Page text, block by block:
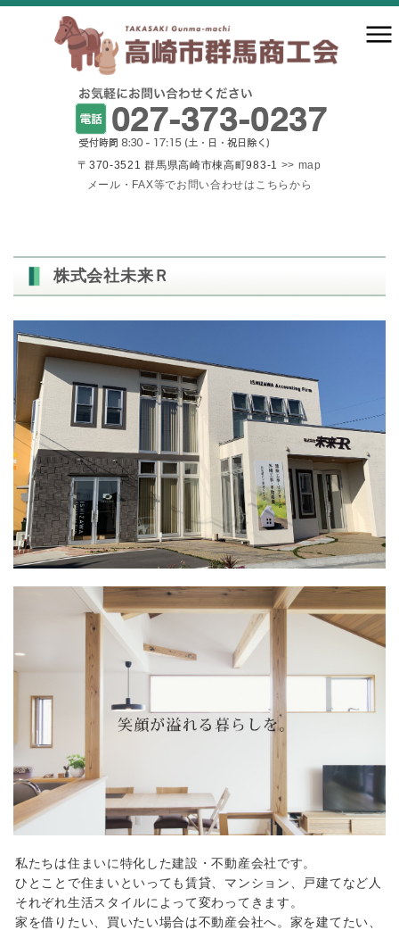
〒370-3521 群馬県高崎市棟高町983-1 >> map
メール・FAX等でお問い合わせはこちらから
株式会社未来Ｒ
私たちは住まいに特化した建設・不動産会社です。
ひとことで住まいといっても賃貸、マンション、戸建てなど人
それぞれ生活スタイルによって変わってきます。
家を借りたい、買いたい場合は不動産会社へ。家を建てたい、